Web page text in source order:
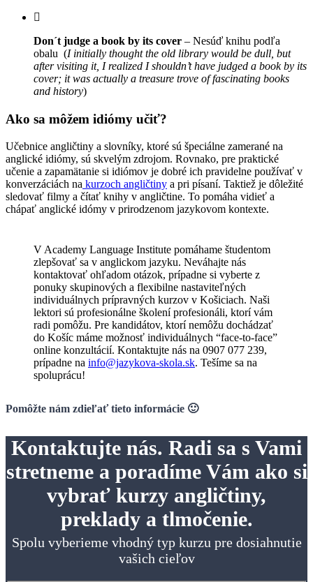
Don´t judge a book by its cover – Nesúď knihu podľa
obalu (I initially thought the old library would be dull, but
after visiting it, I realized I shouldn’t have judged a book by its
cover; it was actually a treasure trove of fascinating books
and history)
Ako sa môžem idiómy učiť?
Učebnice angličtiny a slovníky, ktoré sú špeciálne zamerané na
anglické idiómy, sú skvelým zdrojom. Rovnako, pre praktické
učenie a zapamätanie si idiómov je dobré ich pravidelne používať v
konverzáciách na kurzoch angličtiny a pri písaní. Taktiež je dôležité
sledovať filmy a čítať knihy v angličtine. To pomáha vidieť a
chápať anglické idómy v prirodzenom jazykovom kontexte.
V Academy Language Institute pomáhame študentom
zlepšovať sa v anglickom jazyku. Neváhajte nás
kontaktovať ohľadom otázok, prípadne si vyberte z
ponuky skupinových a flexibilne nastaviteľných
individuálnych prípravných kurzov v Košiciach. Naši
lektori sú profesionálne školení profesionáli, ktorí vám
radi pomôžu. Pre kandidátov, ktorí nemôžu dochádzať
do Košíc máme možnosť individuálnych “face-to-face”
online konzultácií. Kontaktujte nás na 0907 077 239,
prípadne na info@jazykova-skola.sk. Tešíme sa na
spoluprácu!
Pomôžte nám zdieľať tieto informácie 🙂
Kontaktujte nás. Radi sa s Vami
stretneme a poradíme Vám ako si
vybrať kurzy angličtiny,
preklady a tlmočenie.
Spolu vyberieme vhodný typ kurzu pre dosiahnutie
vašich cieľov